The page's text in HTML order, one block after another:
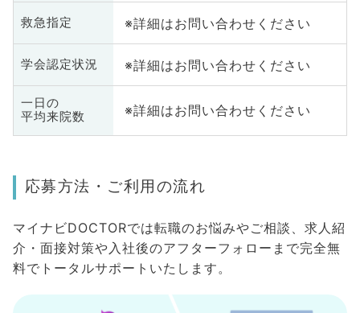
救急指定 ※詳細はお問い合わせください
学会認定状況 ※詳細はお問い合わせください
一日の
平均来院数
※詳細はお問い合わせください
応募方法・ご利用の流れ
マイナビDOCTORでは転職のお悩みやご相談、求人紹
介・面接対策や入社後のアフターフォローまで完全無
料でトータルサポートいたします。